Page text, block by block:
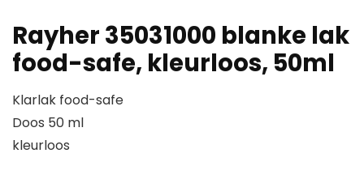
Rayher 35031000 blanke lak
food-safe, kleurloos, 50ml
Klarlak food-safe
Doos 50 ml
kleurloos